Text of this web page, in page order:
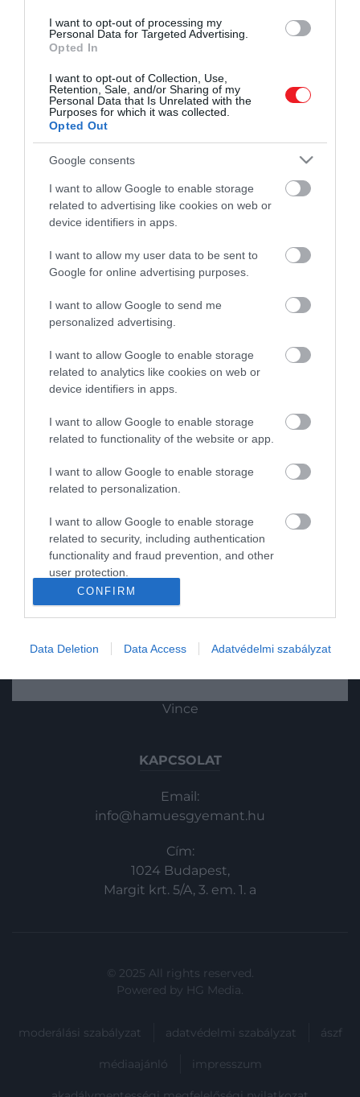
I want to opt-out of processing my
Personal Data for Targeted Advertising.
Opted In
I want to opt-out of Collection, Use,
Retention, Sale, and/or Sharing of my
Personal Data that Is Unrelated with the
Purposes for which it was collected.
Opted Out
Google consents
I want to allow Google to enable storage
related to advertising like cookies on web or
device identifiers in apps.
I want to allow my user data to be sent to
Google for online advertising purposes.
I want to allow Google to send me
personalized advertising.
I want to allow Google to enable storage
related to analytics like cookies on web or
device identifiers in apps.
I want to allow Google to enable storage
related to functionality of the website or app.
I want to allow Google to enable storage
related to personalization.
I want to allow Google to enable storage
related to security, including authentication
functionality and fraud prevention, and other
user protection.
CONFIRM
Data Deletion Data Access Adatvédelmi szabályzat
A klasszikus olasz focaccia egy olyan étel,
amelyet könnyedén el lehet készíteni
mindenkit. Ha még sosem próbáltuk, ne
aggódjunk, mert a következő recept
2024. MÁRCIUS 13. ● HAMU ÉS GYÉMÁNT
Mindenki imádja az olasz
lepénykenyeret – így készíts…
Művelődj, szórakozz, kíváncsiskodj, kóstolgass
és ismerd meg a Hamu és Gyémánt világát!
Kultúra
Utazás
Gasztronómia
Magazin
HG MEDIA
Magazin-előfizetés
Haszon
In
Vince
KAPCSOLAT
Email:
info@hamuesgyemant.hu
Cím:
1024 Budapest,
Margit krt. 5/A, 3. em. 1. a
© 2025 All rights reserved.
Powered by HG Media.
moderálási szabályzat adatvédelmi szabályzat ászf
médiaajánló impresszum